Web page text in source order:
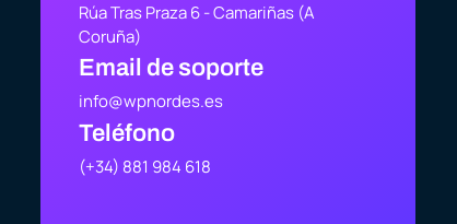
Rúa Tras Praza 6 - Camariñas (A
Coruña)
Email de soporte
info@wpnordes.es
Teléfono
(+34) 881 984 618